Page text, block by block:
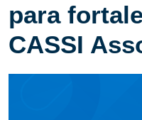
para
CASSI